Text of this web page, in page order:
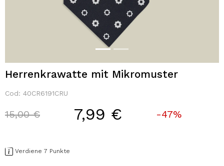
Herrenkrawatte mit Mikromuster
Cod: 40CR6191CRU
Price reduced from
15,00 €to 7,99 € -47%
Verdiene 7 Punkte